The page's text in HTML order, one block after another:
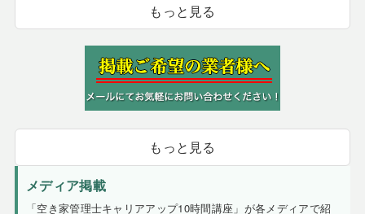
もっと見る
もっと見る
メディア掲載
「空き家管理士キャリアアップ10時間講座」が各メディアで紹